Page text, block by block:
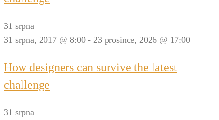
31 srpna
31 srpna, 2017 @ 8:00 - 23 prosince, 2026 @ 17:00
How designers can survive the latest
challenge
31 srpna